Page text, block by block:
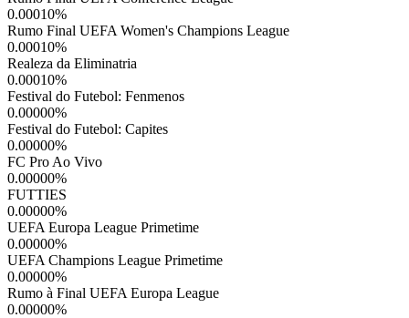
0.00010%
Rumo Final UEFA Women's Champions League
0.00010%
Realeza da Eliminatria
0.00010%
Festival do Futebol: Fenmenos
0.00000%
Festival do Futebol: Capites
0.00000%
FC Pro Ao Vivo
0.00000%
FUTTIES
0.00000%
UEFA Europa League Primetime
0.00000%
UEFA Champions League Primetime
0.00000%
Rumo à Final UEFA Europa League
0.00000%